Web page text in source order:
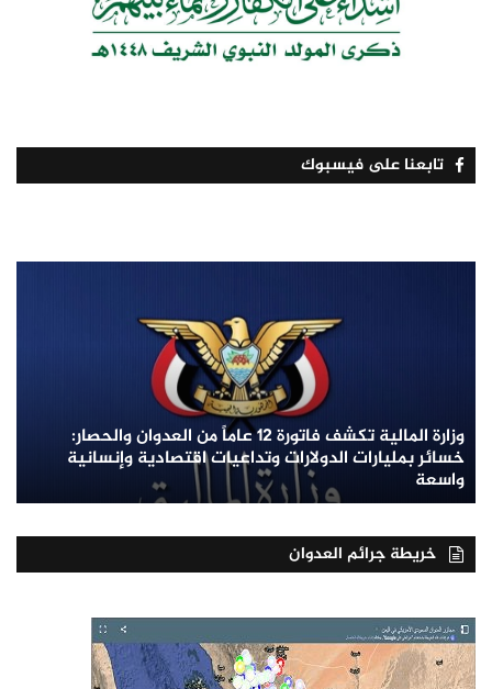
تابعنا على فيسبوك
وزارة المالية تكشف فاتورة 12 عاماً من العدوان والحصار:
خسائر بمليارات الدولارات وتداعيات اقتصادية وإنسانية
واسعة
خريطة جرائم العدوان